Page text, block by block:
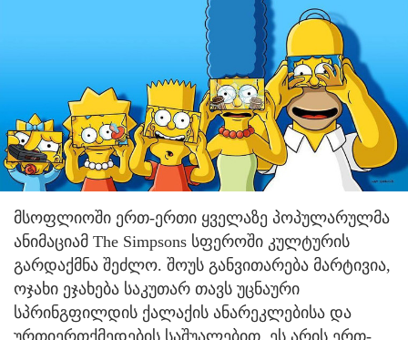
მსოფლიოში ერთ-ერთი ყველაზე პოპულარულმა
ანიმაციამ The Simpsons სფეროში კულტურის
გარდაქმნა შეძლო. შოუს განვითარება მარტივია,
ოჯახი ეჯახება საკუთარ თავს უცნაური
სპრინგფილდის ქალაქის ანარეკლებისა და